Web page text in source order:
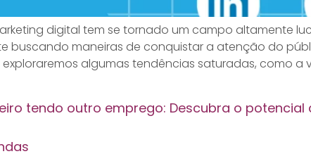
digital tem se tornado um campo altamente
buscando maneiras de conquistar a atenção do
exploraremos algumas tendências saturadas, como
tendo outro emprego: Descubra o potencial